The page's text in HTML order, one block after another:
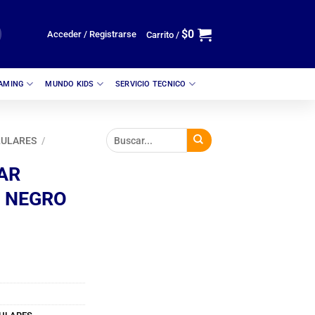
Acceder / Registrarse Carrito / $0
MUNDO KIDS SERVICIO TECNICO
/